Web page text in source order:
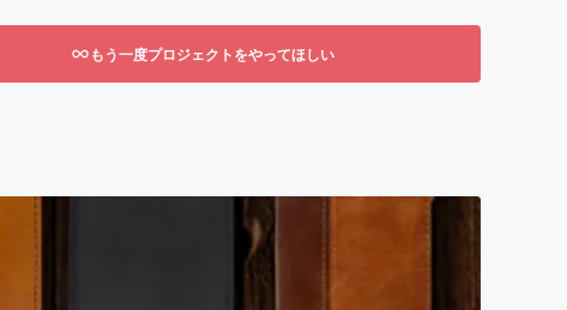
もう一度プロジェクトをやってほしい